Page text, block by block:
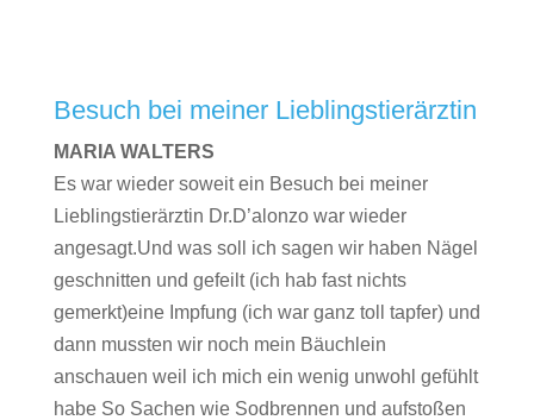
Besuch bei meiner Lieblingstierärztin
MARIA WALTERS
Es war wieder soweit ein Besuch bei meiner
Lieblingstierärztin Dr.D’alonzo war wieder
angesagt.Und was soll ich sagen wir haben Nägel
geschnitten und gefeilt (ich hab fast nichts
gemerkt)eine Impfung (ich war ganz toll tapfer) und
dann mussten wir noch mein Bäuchlein
anschauen weil ich mich ein wenig unwohl gefühlt
habe So Sachen wie Sodbrennen und aufstoßen